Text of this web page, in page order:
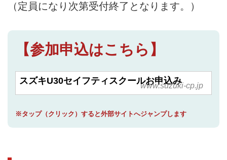
（定員になり次第受付終了となります。）
【参加申込はこちら】
スズキU30セイフティスクールお申込み
www.suzuki-cp.jp
※タップ（クリック）すると外部サイトへジャンプします